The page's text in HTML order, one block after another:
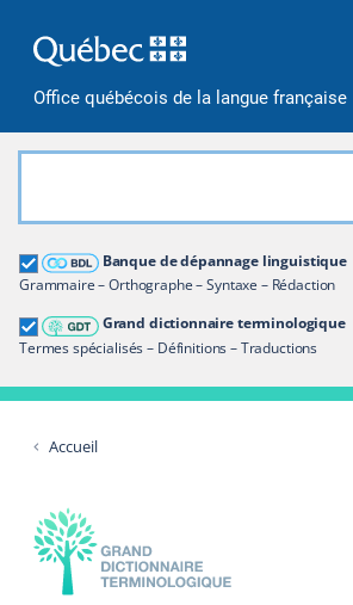
Office québécois de la langue française
Rechercher
Banque de dépannage linguistique
Grammaire – Orthographe – Syntaxe – Rédaction
Grand dictionnaire terminologique
Termes spécialisés – Définitions – Traductions
Grand dictionnaire terminologique
Restreindre aux termes
Accueil